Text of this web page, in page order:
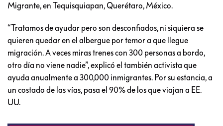
Migrante, en Tequisquiapan, Querétaro, México.
“Tratamos de ayudar pero son desconfiados, ni siquiera se
quieren quedar en el albergue por temor a que llegue
migración. A veces miras trenes con 300 personas a bordo,
otro día no viene nadie”, explicó el también activista que
ayuda anualmente a 300,000 inmigrantes. Por su estancia, a
un costado de las vías, pasa el 90% de los que viajan a EE.
UU.